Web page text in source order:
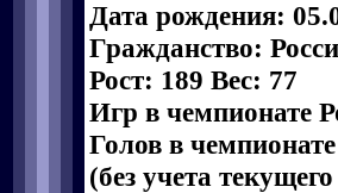
Дата рождения:
Гражданство:
Рост: 189 Вес: 77
Игр в чемпионате
Голов в
(без учета